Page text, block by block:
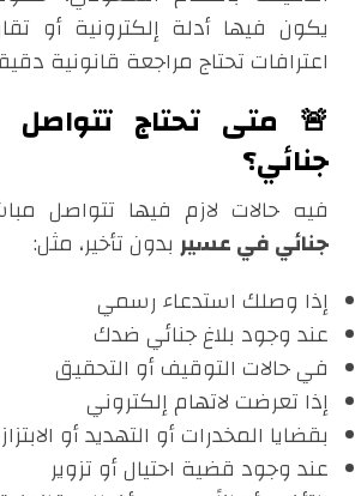
يكون فيها أدلة إلكترونية أو
اعترافات تحتاج مراجعة قانونية
🚨 متى تحتاج
جنائي؟
فيه حالات لازم فيها تتواصل
جنائي في عسير بدون تأخير، مثل:
إذا وصلك استدعاء رسمي
عند وجود بلاغ جنائي ضدك
في حالات التوقيف أو التحقيق
إذا تعرضت لاتهام إلكتروني
بقضايا المخدرات أو التهديد أو الابتزاز
عند وجود قضية احتيال أو تزوير